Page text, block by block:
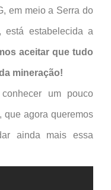
em meio a Serra do
estabelecida a
aceitar que tudo
mineração!
um pouco
que agora queremos
ainda mais essa